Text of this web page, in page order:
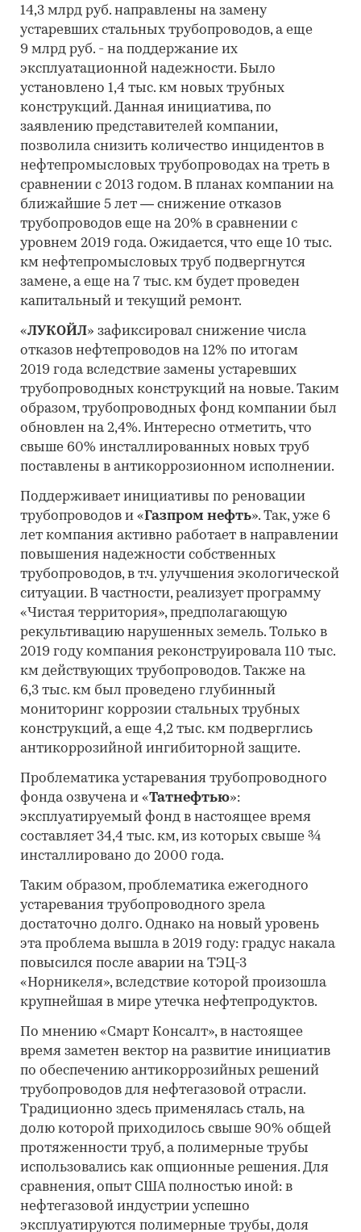
14,3 млрд руб. направлены на замену
устаревших стальных трубопроводов, а еще
9 млрд руб. - на поддержание их
эксплуатационной надежности. Было
установлено 1,4 тыс. км новых трубных
конструкций. Данная инициатива, по
заявлению представителей компании,
позволила снизить количество инцидентов в
нефтепромысловых трубопроводах на треть в
сравнении с 2013 годом. В планах компании на
ближайшие 5 лет — снижение отказов
трубопроводов еще на 20% в сравнении с
уровнем 2019 года. Ожидается, что еще 10 тыс.
км нефтепромысловых труб подвергнутся
замене, а еще на 7 тыс. км будет проведен
капитальный и текущий ремонт.
«ЛУКОЙЛ» зафиксировал снижение числа
отказов нефтепроводов на 12% по итогам
2019 года вследствие замены устаревших
трубопроводных конструкций на новые. Таким
образом, трубопроводных фонд компании был
обновлен на 2,4%. Интересно отметить, что
свыше 60% инсталлированных новых труб
поставлены в антикоррозионном исполнении.
Поддерживает инициативы по реновации
трубопроводов и «Газпром нефть». Так, уже 6
лет компания активно работает в направлении
повышения надежности собственных
трубопроводов, в т.ч. улучшения экологической
ситуации. В частности, реализует программу
«Чистая территория», предполагающую
рекультивацию нарушенных земель. Только в
2019 году компания реконструировала 110 тыс.
км действующих трубопроводов. Также на
6,3 тыс. км был проведено глубинный
мониторинг коррозии стальных трубных
конструкций, а еще 4,2 тыс. км подверглись
антикоррозийной ингибиторной защите.
Проблематика устаревания трубопроводного
фонда озвучена и «Татнефтью»:
эксплуатируемый фонд в настоящее время
составляет 34,4 тыс. км, из которых свыше ¾
инсталлировано до 2000 года.
Таким образом, проблематика ежегодного
устаревания трубопроводного зрела
достаточно долго. Однако на новый уровень
эта проблема вышла в 2019 году: градус накала
повысился после аварии на ТЭЦ-3
«Норникеля», вследствие которой произошла
крупнейшая в мире утечка нефтепродуктов.
По мнению «Смарт Консалт», в настоящее
время заметен вектор на развитие инициатив
по обеспечению антикоррозийных решений
трубопроводов для нефтегазовой отрасли.
Традиционно здесь применялась сталь, на
долю которой приходилось свыше 90% общей
протяженности труб, а полимерные трубы
использовались как опционные решения. Для
сравнения, опыт США полностью иной: в
нефтегазовой индустрии успешно
эксплуатируются полимерные трубы, доля